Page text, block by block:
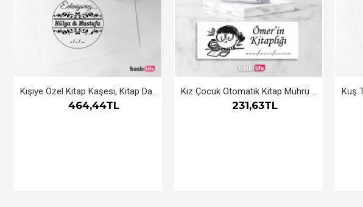
Kişiye Özel Kitap Kaşesi, Kitap Damgası, Kitap Mührü Evleniyoruz
464,44TL
Kız Çocuk Otomatik Kitap Mührü Kitap Damgası Kişiye Özel Kaşe
231,63TL